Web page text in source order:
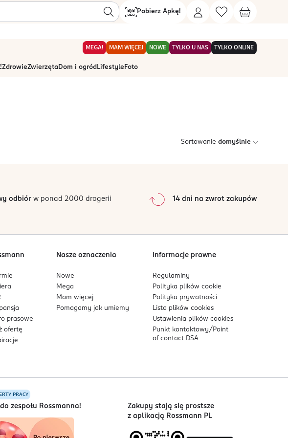
Pobierz Apkę!
MEGA! MAM WIĘCEJ NOWE TYLKO U NAS TYLKO ONLINE
ZdrowieZwierzętaDom i ogród Lifestyle Foto
Sortowanie domyślnie
odbiórw ponad 2000 drogerii 14 dni na zwrot zakupów
prasowe
ofertę
Nasze oznaczenia
Nowe
Mega
Mam więcej
Pomagamy jak umiemy
Informacje prawne
Regulaminy
Polityka plikówcookie
Polityka prywatności
Lista plikówcookies
Ustawienia plikówcookies
Punkt kontaktowy/ Point
of contact DSA
PRACY
do zespołu Rossmanna!
Zakupy stają się prostsze
z aplikacją Rossmann PL